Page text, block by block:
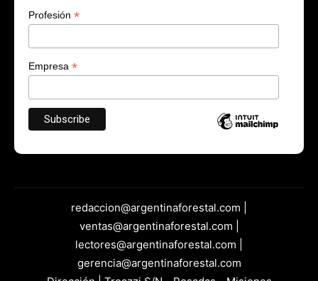
Profesión *
Empresa *
redaccion@argentinaforestal.com |
ventas@argentinaforestal.com |
lectores@argentinaforestal.com |
gerencia@argentinaforestal.com